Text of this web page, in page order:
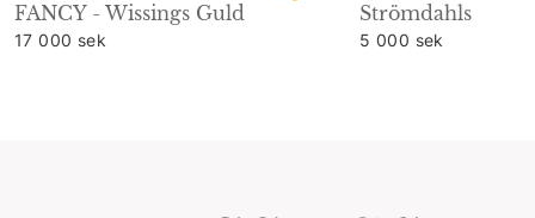
FANCY - Wissings Guld
17 000 sek
Strömdahls
5 000 sek